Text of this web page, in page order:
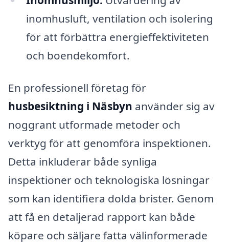
inomhusluft, ventilation och isolering
för att förbättra energieffektiviteten
och boendekomfort.
En professionell företag för
husbesiktning i Näsbyn använder sig av
noggrant utformade metoder och
verktyg för att genomföra inspektionen.
Detta inkluderar både synliga
inspektioner och teknologiska lösningar
som kan identifiera dolda brister. Genom
att få en detaljerad rapport kan både
köpare och säljare fatta välinformerade